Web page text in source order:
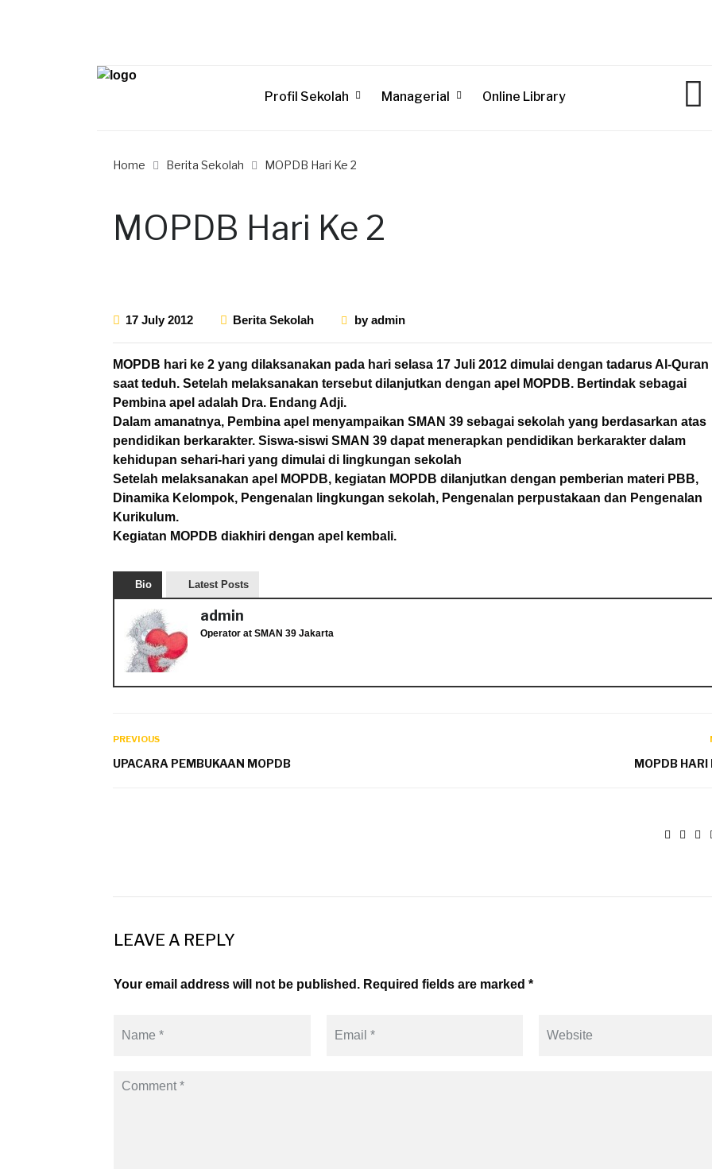
Profil Sekolah Managerial Online Library
Home Berita Sekolah MOPDB Hari Ke 2
MOPDB Hari Ke 2
17 July 2012 Berita Sekolah byadmin
MOPDB hari ke 2 yang dilaksanakan pada hari selasa 17 Juli 2012 dimulai dengan tadarus Al-Quran
saat teduh. Setelah melaksanakan tersebut dilanjutkan dengan apel MOPDB. Bertindak sebagai
Pembina apel adalah Dra. Endang Adji.
Dalam amanatnya, Pembina apel menyampaikan SMAN 39 sebagai sekolah yang berdasarkan atas
pendidikan berkarakter. Siswa-siswi SMAN 39 dapat menerapkan pendidikan berkarakter dalam
kehidupan sehari-hari yang dimulai di lingkungan sekolah
Setelah melaksanakan apel MOPDB, kegiatan MOPDB dilanjutkan dengan pemberian materi PBB,
Dinamika Kelompok, Pengenalan lingkungan sekolah, Pengenalan perpustakaan dan Pengenalan
Kurikulum.
Kegiatan MOPDB diakhiri dengan apel kembali.
Bio Latest Posts
admin
Operator at SMAN 39 Jakarta
PREVIOUS
UPACARA PEMBUKAAN MOPDB MOPDB HARI
LEAVE A REPLY
Your email address will not be published. Required fields are marked *